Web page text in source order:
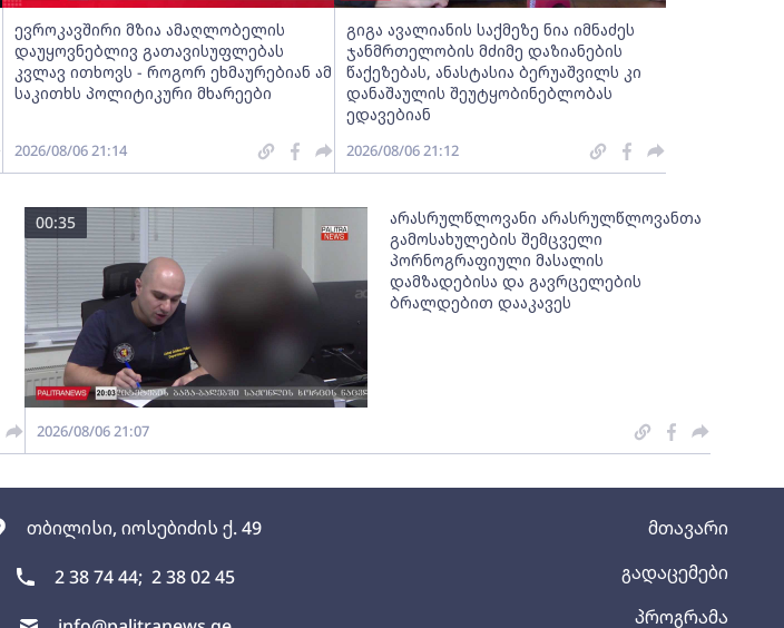
თბილისი, იოსებიძის ქ. 49
2 38 74 44; 2 38 02 45
მთავარი
გადაცემები
პროგრამა
ევროკავშირი მზია ამაღლობელის
დაუყოვნებლივ გათავისუფლებას
კვლავ ითხოვს - როგორ ეხმაურებიან ამ
საკითხს პოლიტიკური მხარეები
2026/08/06 21:14
გიგა ავალიანის საქმეზე ნია იმნაძეს
ჯანმრთელობის მძიმე დაზიანების
წაქეზებას, ანასტასია ბერუაშვილს კი
დანაშაულის შეუტყობინებლობას
ედავებიან
2026/08/06 21:12
არასრულწლოვანი არასრულწლოვანთა
გამოსახულების შემცველი
პორნოგრაფიული მასალის
დამზადებისა და გავრცელების
ბრალდებით დააკავეს
00:35
2026/08/06 21:07